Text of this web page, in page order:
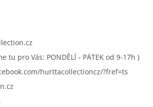
tu pro Vás: PONDĚLÍ - PÁTEK od 9-17h )
hurttacollectioncz/?fref=ts